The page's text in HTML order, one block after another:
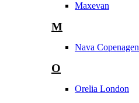
Maxevan
M
Nava Copenagen
O
Orelia London